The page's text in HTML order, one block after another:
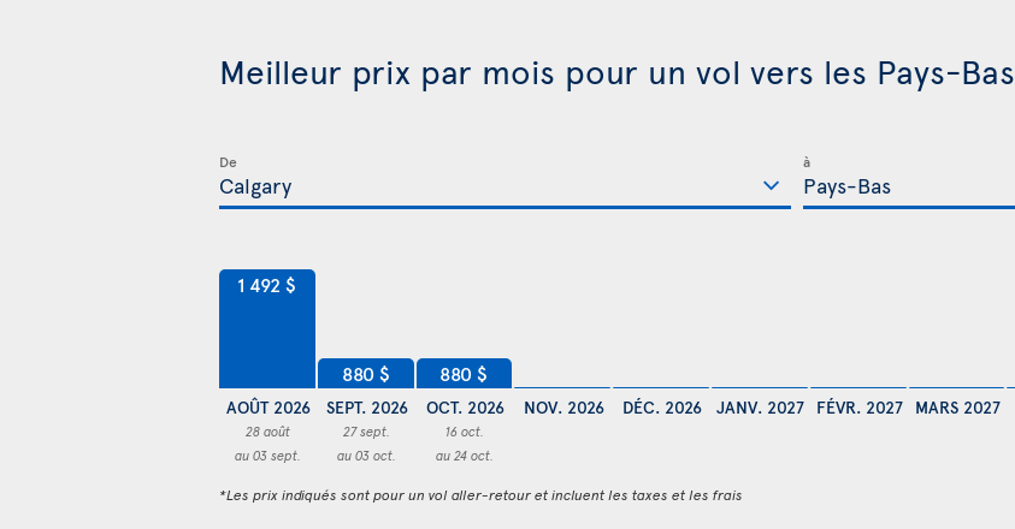
Meilleur prix par mois pour un vol vers les Pays-Bas
De à
1 492 $
AOÛT 2026
28 août
au 03 sept.
880 $
SEPT. 2026
27 sept.
au 03 oct.
880 $
OCT. 2026
16 oct.
au 24 oct.
NOV. 2026 DÉC. 2026 JANV. 2027 FÉVR. 2027 MARS 2027
*Les prix indiqués sont pour un vol aller-retour et incluent les taxes et les frais